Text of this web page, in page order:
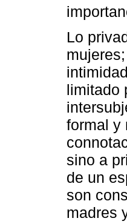
Lo
limitado
formal y
sino a
de un
son
madres